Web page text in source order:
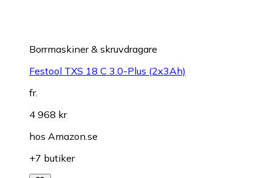
Borrmaskiner & skruvdragare
Festool TXS 18 C 3.0-Plus (2x3Ah)
fr.
4 968 kr
hos Amazon.se
+7 butiker